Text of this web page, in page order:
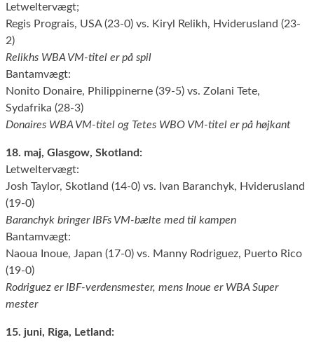
Letweltervægt;
Regis Prograis, USA (23-0) vs. Kiryl Relikh, Hviderusland (23-
2)
Relikhs WBA VM-titel er på spil
Bantamvægt:
Nonito Donaire, Philippinerne (39-5) vs. Zolani Tete,
Sydafrika (28-3)
Donaires WBA VM-titel og Tetes WBO VM-titel er på højkant
18. maj, Glasgow, Skotland:
Letweltervægt:
Josh Taylor, Skotland (14-0) vs. Ivan Baranchyk, Hviderusland
(19-0)
Baranchyk bringer IBFs VM-bælte med til kampen
Bantamvægt:
Naoua Inoue, Japan (17-0) vs. Manny Rodriguez, Puerto Rico
(19-0)
Rodriguez er IBF-verdensmester, mens Inoue er WBA Super
mester
15. juni, Riga, Letland: